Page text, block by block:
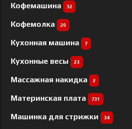
Кофемашина 32
Кофемолка 20
Кухонная машина 7
Кухонные весы 23
Массажная накидка 2
Материнская плата 731
Машинка для стрижки 34